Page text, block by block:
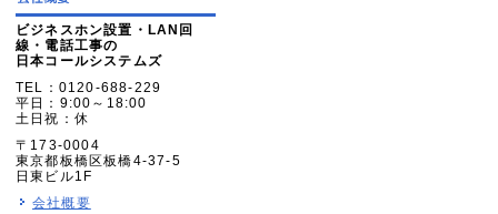
ビジネスホン設置・LAN回
線・電話工事の
日本コールシステムズ
TEL：0120-688-229
平日：9:00～18:00
土日祝：休
〒173-0004
東京都板橋区板橋4-37-5
日東ビル1F
会社概要